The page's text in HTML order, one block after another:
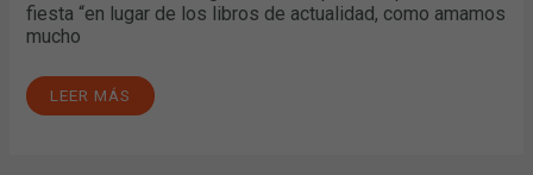
fiesta “en lugar de los libros de actualidad, como amamos
mucho
LEER MÁS